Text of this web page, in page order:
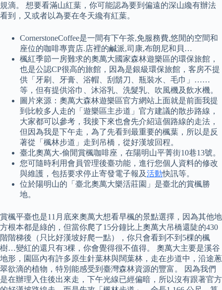
規滴。 想要看滿山紅葉，你可能認為要到偏遠的深山纔有辦法
看到，又或者以為要在冬天纔有紅葉。
CornerstoneCoffee是一間有下午茶,免服務費,悠閒的空間和
座位的咖啡專賣店.店裡的鹹派,司康,布朗尼和貝…
楓紅季節一房難求的奧萬大國家森林遊樂區的環保旅館，
也是公認CP很高的旅館，因為是銀級環保旅館，客房不提
供「牙刷、牙膏、浴帽、刮鬍刀、瓶裝水、毛巾」……
等，但有提供浴巾、沐浴乳、洗髮乳、吹風機及飲水機。
圖片來源：奧萬大森林遊樂區官方網站上面就是前面我提
到比較多人走的「遊樂區主步道」官方建議的散步路線，
大家都可以參考，我接下來也會先介紹這個路線的走法，
但因為我是下午走，為了先看到最重要的楓葉，所以是反
著從「楓林步道」走到吊橋，從好漢坡回程。
臺北奧萬大-偷閒賞楓咖啡座，在陽明山平菁街10巷13號。
您可隨時利用會員管理後臺功能，進行您個人資料的修改
與維護，包括要求停止寄發電子報及活動快訊等。
位於陽明山的「臺北奧萬大樂活莊園」是臺北的賞楓勝
地。
賞楓平臺也是11月底來奧萬大想看早楓的景點選擇，因為其他地
方根本都是綠的，但當你爬了15分鐘比上奧萬大吊橋還陡的430
階階梯後（只比好漢坡好爬一點），你只會看到不到5棵的楓
樹…變紅的還只有3棵，你會覺得很不值得。 奧萬大主要是溪谷
地形，園區內有許多原生針葉林與闊葉林，走在步道中，沿途蔥
翠欲滴的植物，特別能感受到臺灣森林資源的豐富。 因為我們
是在辦理入住後出來走，下午光線已經偏暗，所以沒有跟著官方